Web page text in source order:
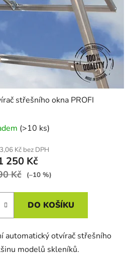
střešního okna PROFI
(>10 ks)
Kč bez DPH
250 Kč
Kč (–10 %)
DO KOŠÍKU
automatický otvírač střešního
modelů skleníků.